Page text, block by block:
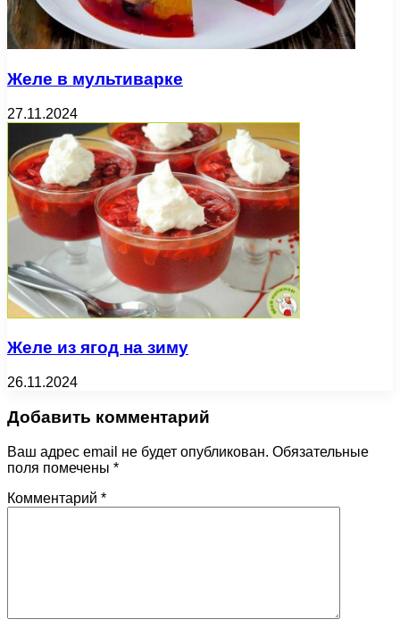
Желе в мультиварке
27.11.2024
Желе из ягод на зиму
26.11.2024
Добавить комментарий
Ваш адрес email не будет опубликован. Обязательные
поля помечены *
Комментарий *